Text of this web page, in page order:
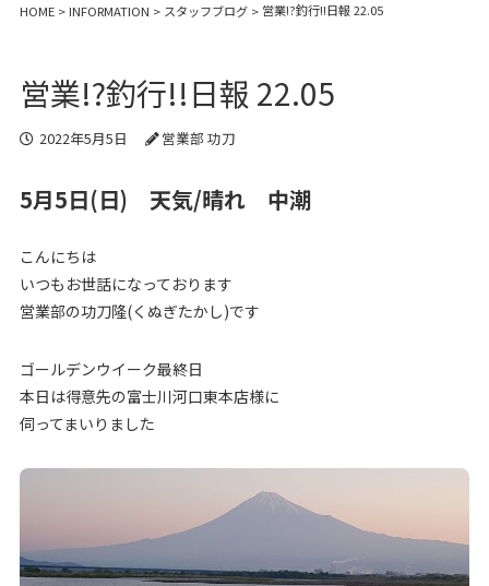
HOME> INFORMATION > スタッフブログ> 営業!?釣行!!日報 22.05
営業!?釣行!!日報 22.05
2022年5月5日 営業部 功刀
5月5日(日) 天気/晴れ 中潮
こんにちは
いつもお世話になっております
営業部の功刀隆(くぬぎたかし)です
ゴールデンウイーク最終日
本日は得意先の富士川河口東本店様に
伺ってまいりました